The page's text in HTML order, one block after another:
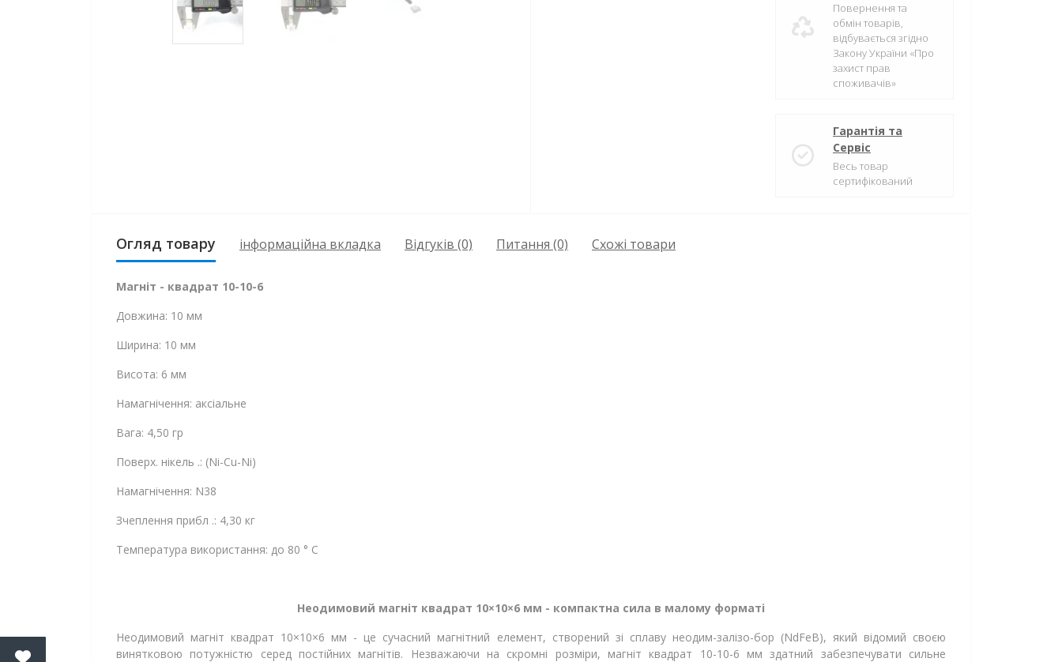
Повернення та
обмін товарів,
відбувається згідно
Закону України «Про
захист прав
споживачів»
Гарантія та
Сервіс
Весь товар
сертифікований
Огляд товару інформаційна вкладка Відгуків (0) Питання (0) Схожі товари
Магніт - квадрат 10-10-6
Довжина: 10 мм
Ширина: 10 мм
Висота: 6 мм
Намагнічення: аксіальне
Вага: 4,50 гр
Поверх. нікель .: (Ni-Cu-Ni)
Намагнічення: N38
Зчеплення прибл .: 4,30 кг
Температура використання: до 80 ° C
Неодимовий магніт квадрат 10×10×6 мм - компактна сила в малому форматі
Неодимовий магніт квадрат 10×10×6 мм - це сучасний магнітний елемент, створений зі сплаву неодим-залізо-бор (NdFeB), який відомий своєю
винятковою потужністю серед постійних магнітів. Незважаючи на скромні розміри, магніт квадрат 10-10-6 мм здатний забезпечувати сильне